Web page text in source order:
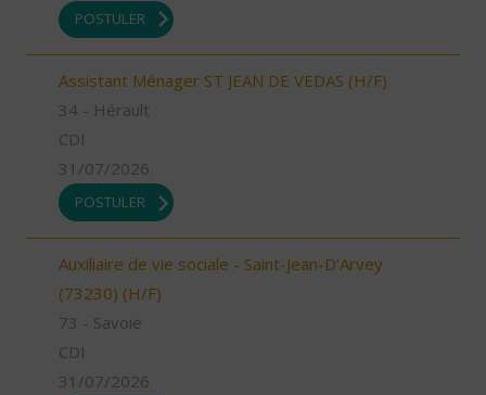
POSTULER
Assistant Ménager ST JEAN DE VEDAS (H/F)
34 - Hérault
CDI
31/07/2026
POSTULER
Auxiliaire de vie sociale - Saint-Jean-D'Arvey
(73230) (H/F)
73 - Savoie
CDI
31/07/2026